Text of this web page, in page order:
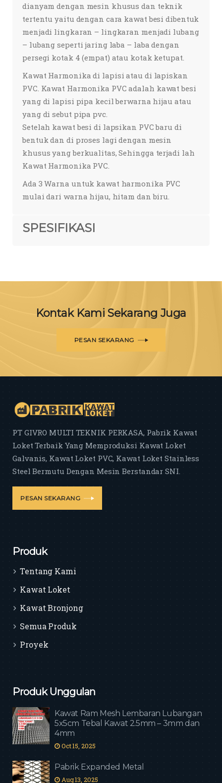
dianyam dengan mesin khusus dan teknik
tertentu yaitu dengan cara kawat besi dibentuk
menjadi lingkaran – lingkaran menjadi lubang
– lubang seperti jaring laba – laba dengan
persegi kotak 4 (empat) atau kotak ketupat.
Kawat Harmonika di lapisi atau di lapiskan
PVC. Kawat Harmonika PVC adalah kawat besi
yang di lapisi pipa kecil berwarna hijau atau
yang di sebut pipa pvc.
Setelah kawat besi di lapsikan PVC baru di
bentuk dan di proses lagi dengan mesin
khusus yang berkualitas, Sehingga terjadi lah
Kawat Harmonika PVC.
Ada 3 Warna untuk kawat harmonika PVC
mulai dari warna hijau, hitam dan biru.
SPESIFIKASI
Kontak Kami Sekarang Juga
PESAN SEKARANG
PT GIVRO MULTI TEKNIK PERKASA, Pabrik Kawat
Loket Terbaik Yang Memproduksi Kawat Loket
Galvanis, Kawat Loket PVC, Kawat Loket Stainless
Steel Bermutu Dengan Mesin Berstandar SNI.
PESAN SEKARANG
Produk
Tentang Kami
Kawat Loket
Kawat Bronjong
Semua Produk
Proyek
Produk Unggulan
Kawat Ram Mesh Lembaran Lubangan
5x5cm Tebal Kawat 2.5mm – 3mm dan
4mm
Oct 15, 2025
Pabrik Expanded Metal
Aug 13, 2025